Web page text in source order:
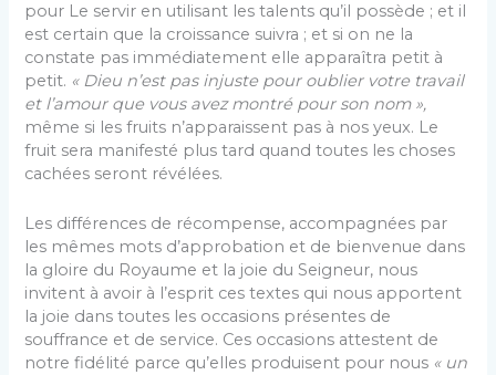
pour Le servir en utilisant les talents qu’il possède ; et il
est certain que la croissance suivra ; et si on ne la
constate pas immédiatement elle apparaîtra petit à
petit. « Dieu n’est pas injuste pour oublier votre travail
et l’amour que vous avez montré pour son nom »,
même si les fruits n’apparaissent pas à nos yeux. Le
fruit sera manifesté plus tard quand toutes les choses
cachées seront révélées.
Les différences de récompense, accompagnées par
les mêmes mots d’approbation et de bienvenue dans
la gloire du Royaume et la joie du Seigneur, nous
invitent à avoir à l’esprit ces textes qui nous apportent
la joie dans toutes les occasions présentes de
souffrance et de service. Ces occasions attestent de
notre fidélité parce qu’elles produisent pour nous « un